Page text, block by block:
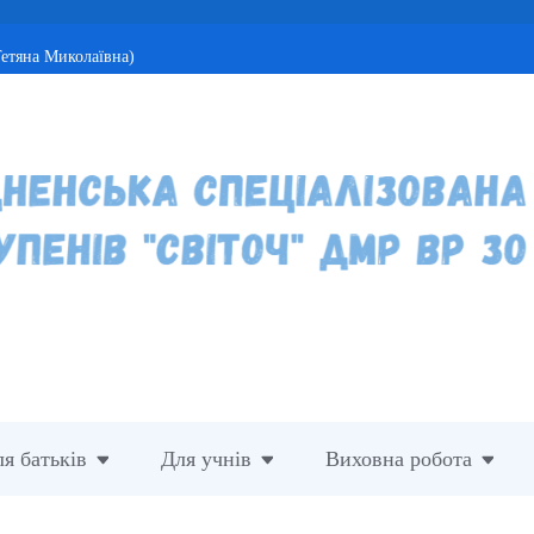
Миколаївна)
батьків Для учнів Виховна робота